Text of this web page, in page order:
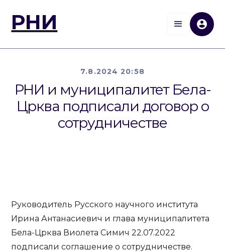
РНИ
7.8.2024 20:58
РНИ и муниципалитет Бела-
Црква подписали договор о
сотрудничестве
Руководитель Русского научного института
Ирина Антанасиевич и глава муниципалитета
Бела-Црква Виолета Симич 22.07.2022
подписали соглашение о сотрудничестве.